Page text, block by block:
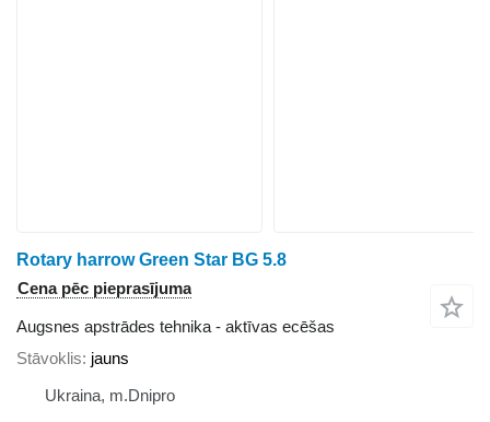
Rotary harrow Green Star BG 5.8
Cena pēc pieprasījuma
Augsnes apstrādes tehnika - aktīvas ecēšas
Stāvoklis jauns
Ukraina, m.Dnipro